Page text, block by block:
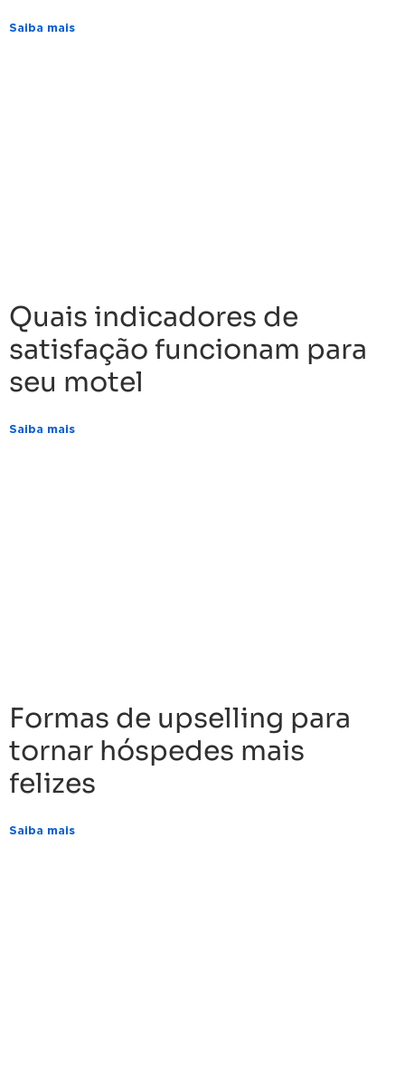
Saiba mais
Quais indicadores de
satisfação funcionam para
seu motel
Saiba mais
Formas de upselling para
tornar hóspedes mais
felizes
Saiba mais